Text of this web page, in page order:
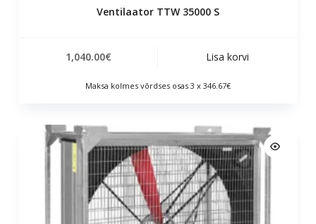
Ventilaator TTW 35000 S
1,040.00€ Lisa korvi
Maksa kolmes võrdses osas 3 x 346.67€